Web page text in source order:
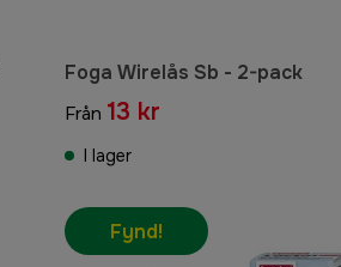
Foga Wirelås Sb - 2-pack
Från 13 kr
I lager
Fynd!